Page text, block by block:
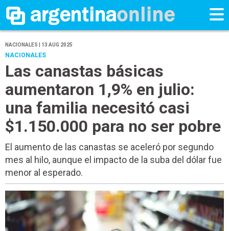
NACIONALES | 13 AUG 2025
NACIONALES
Las canastas básicas
aumentaron 1,9% en julio:
una familia necesitó casi
$1.150.000 para no ser pobre
El aumento de las canastas se aceleró por segundo
mes al hilo, aunque el impacto de la suba del dólar fue
menor al esperado.